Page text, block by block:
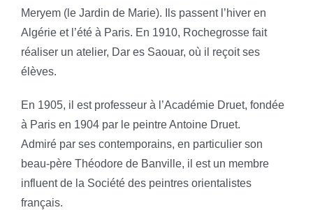
Meryem (le Jardin de Marie). Ils passent l’hiver en
Algérie et l’été à Paris. En 1910, Rochegrosse fait
réaliser un atelier, Dar es Saouar, où il reçoit ses
élèves.
En 1905, il est professeur à l’Académie Druet, fondée
à Paris en 1904 par le peintre Antoine Druet.
Admiré par ses contemporains, en particulier son
beau-père Théodore de Banville, il est un membre
influent de la Société des peintres orientalistes
français.